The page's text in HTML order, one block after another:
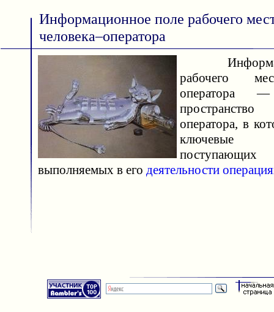
Информационное поле рабочего
человека–оператора
рабочего
оператора —
оператора, в
ключевые
выполняемых в его деятельности